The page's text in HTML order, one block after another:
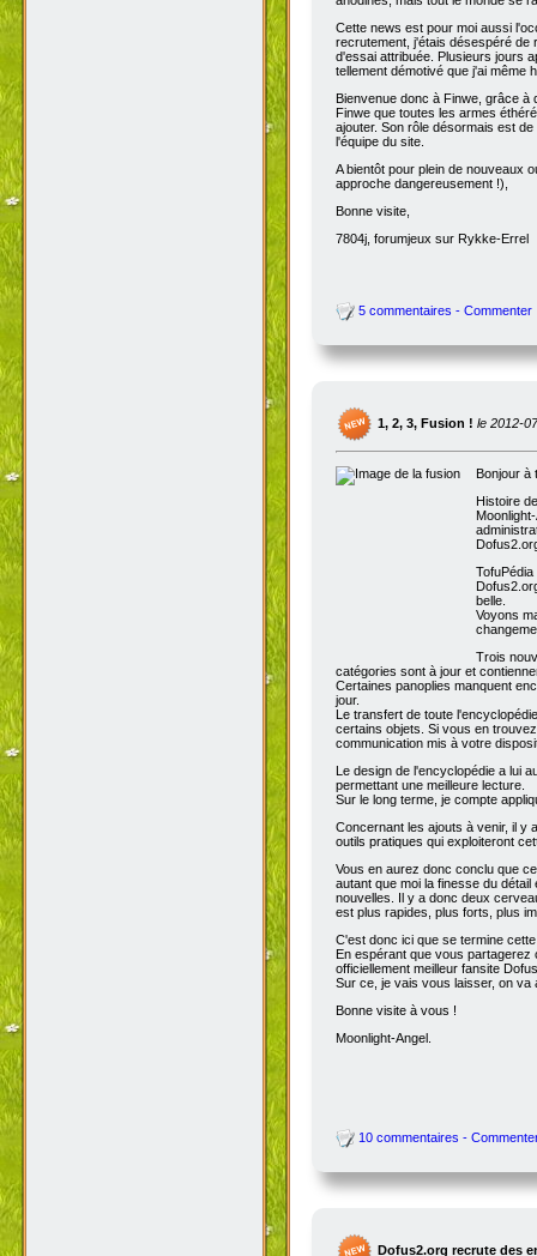
Cette news est pour moi aussi
recrutement, j'étais désespéré de
d'essai attribuée. Plusieurs jours
tellement démotivé que j'ai même
Bienvenue donc à Finwe, grâce
Finwe que toutes les armes
ajouter. Son rôle désormais est
l'équipe du site.
A bientôt pour plein de nouveaux
approche dangereusement !),
Bonne visite,
7804j, forumjeux sur Rykke-Errel
5 commentaires - Commenter
1, 2, 3, Fusion ! le 2012-
Bonjour à
Histoire
belle.
Voyons
Trois
catégories sont à jour et
Certaines panoplies manquent
jour.
Le transfert de toute
certains objets. Si vous en
communication mis à votre
Le design de l'encyclopédie a lui
permettant une meilleure lecture.
Sur le long terme, je compte
Concernant les ajouts à venir, il y
outils pratiques qui exploiteront
Vous en aurez donc conclu que
autant que moi la finesse du
nouvelles. Il y a donc deux
est plus rapides, plus forts, plus
C'est donc ici que se termine
En espérant que vous
officiellement meilleur fansite
Sur ce, je vais vous laisser, on va
Bonne visite à vous !
Moonlight-Angel.
10 commentaires -
Dofus2.org recrute des